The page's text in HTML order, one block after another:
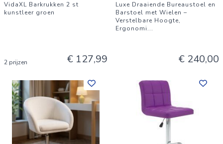
VidaXL Barkrukken 2 st
kunstleer groen
2 prijzen € 127,99
Luxe Draaiende Bureaustoel en
Barstoel met Wielen –
Verstelbare Hoogte,
Ergonomi...
€ 240,00